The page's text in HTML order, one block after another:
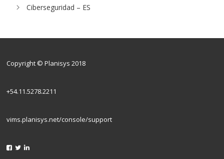
Ciberseguridad – ES
Copyright © Planisys 2018
+54.11.5278.2211
vims.planisys.net/console/support